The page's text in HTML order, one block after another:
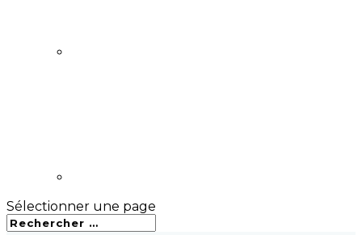
Sélectionner une page